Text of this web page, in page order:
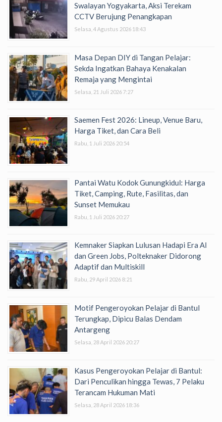
Swalayan Yogyakarta, Aksi Terekam
CCTV Berujung Penangkapan
Selasa, 4 Agustus 2026 18:43
Masa Depan DIY di Tangan Pelajar:
Sekda Ingatkan Bahaya Kenakalan
Remaja yang Mengintai
Selasa, 21 Juli 2026 7:27
Saemen Fest 2026: Lineup, Venue Baru,
Harga Tiket, dan Cara Beli
Rabu, 1 Juli 2026 20:54
Pantai Watu Kodok Gunungkidul: Harga
Tiket, Camping, Rute, Fasilitas, dan
Sunset Memukau
Rabu, 1 Juli 2026 20:27
Kemnaker Siapkan Lulusan Hadapi Era AI
dan Green Jobs, Polteknaker Didorong
Adaptif dan Multiskill
Rabu, 29 April 2026 8:21
Motif Pengeroyokan Pelajar di Bantul
Terungkap, Dipicu Balas Dendam
Antargeng
Selasa, 28 April 2026 20:27
Kasus Pengeroyokan Pelajar di Bantul:
Dari Penculikan hingga Tewas, 7 Pelaku
Terancam Hukuman Mati
Selasa, 28 April 2026 18:36